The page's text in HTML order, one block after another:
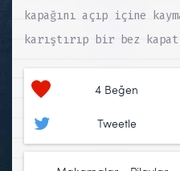
kapağını açıp içine
karıştırıp bir bez
4 Beğen
Tweetle